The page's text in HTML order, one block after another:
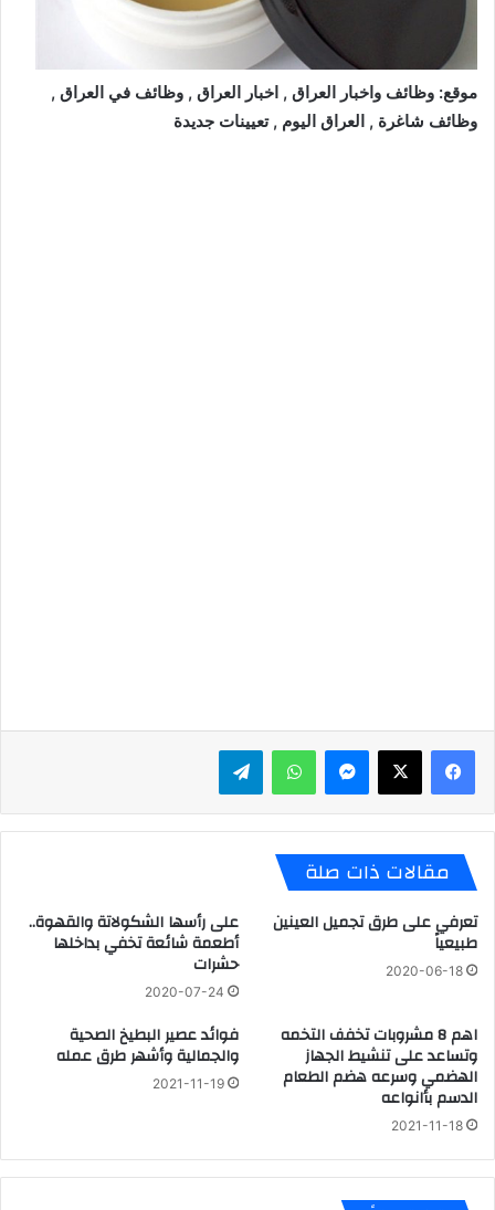
موقع: وظائف واخبار العراق , اخبار العراق , وظائف في العراق ,
وظائف شاغرة , العراق اليوم , تعيينات جديدة
ماسنجر واتساب تيلقرام
مقالات ذات صلة
تعرفي على طرق تجميل العينين
طبيعياً
2020-06-18
على رأسها الشكولاتة والقهوة..
أطعمة شائعة تخفي بداخلها
حشرات
2020-07-24
اهم 8 مشروبات تخفف التخمه
وتساعد على تنشيط الجهاز
الهضمي وسرعه هضم الطعام
الدسم بأانواعه
2021-11-18
فوائد عصير البطيخ الصحية
والجمالية وأشهر طرق عمله
2021-11-19